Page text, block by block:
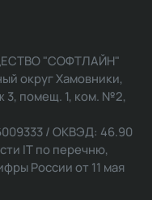
"СОФТЛАЙН"
округ Хамовники,
3, помещ. 1, ком. №2,
/ ОКВЭД: 46.90
IT по перечню,
России от 11 мая